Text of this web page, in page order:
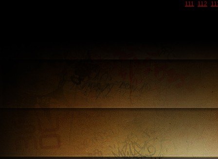
111
112